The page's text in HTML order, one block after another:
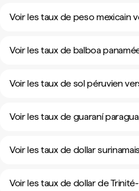
Voir les taux de peso mexicain
Voir les taux de balboa
Voir les taux de sol péruvien
Voir les taux de guaraní
Voir les taux de dollar
Voir les taux de dollar de